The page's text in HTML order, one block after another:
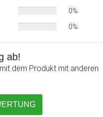
0%
0%
ab!
dem Produkt mit anderen